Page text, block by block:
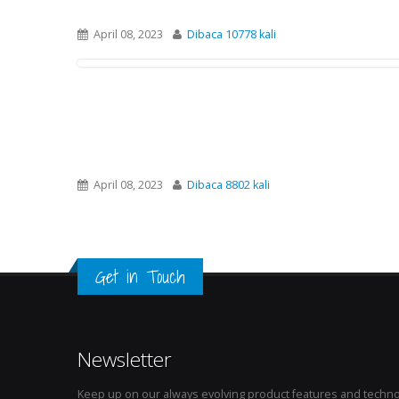
April 08, 2023 Dibaca 10778 kali
April 08, 2023 Dibaca 8802 kali
Get in Touch
Newsletter
Keep up on our always evolving product features and